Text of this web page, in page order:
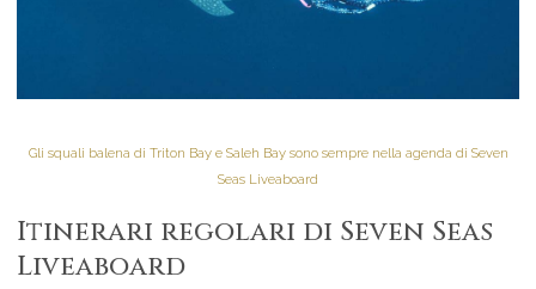
Gli squali balena di Triton Bay e Saleh Bay sono sempre nella agenda di Seven
Seas Liveaboard
Itinerari regolari di Seven Seas
Liveaboard